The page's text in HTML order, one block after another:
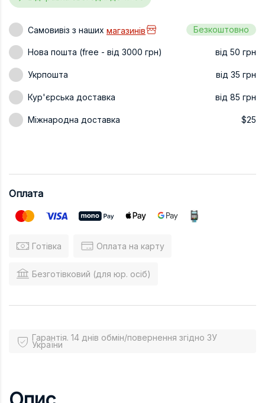
Самовивіз з наших магазинів Безкоштовно
Нова пошта (free - від 3000 грн) від 50 грн
Укрпошта від 35 грн
Кур'єрська доставка від 85 грн
Міжнародна доставка $25
Оплата
Готівка Оплата на карту
Безготівковий (для юр. осіб)
Гарантія. 14 днів обмін/повернення згідно ЗУ
України